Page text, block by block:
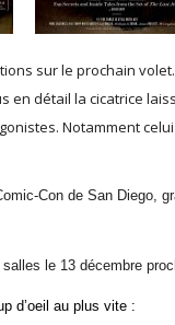
sur le prochain
détail la cicatrice
Notamment
Con de San Diego,
le 13 décembre
d’oeil au plus vite :